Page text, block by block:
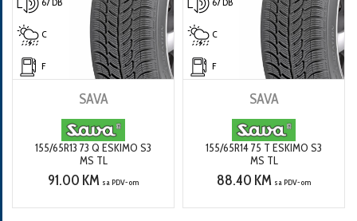
C
F
SAVA
155/65R13 73 Q ESKIMO S3
MS TL
91.00 KM sa PDV-om
C
F
SAVA
155/65R14 75 T ESKIMO S3
MS TL
88.40 KM sa PDV-om